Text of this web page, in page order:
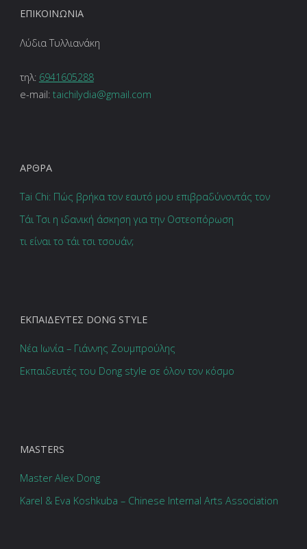
ΕΠΙΚΟΙΝΩΝΊΑ
Λύδια Τυλλιανάκη
τηλ: 6941605288
e-mail: taichilydia@gmail.com
ΆΡΘΡΑ
Tai Chi: Πώς βρήκα τον εαυτό μου επιβραδύνοντάς τον
Τάι Τσι η ιδανική άσκηση για την Οστεοπόρωση
τι είναι το τάι τσι τσουάν;
EΚΠΑΙΔΕΥΤΈΣ DONG STYLE
Νέα Ιωνία – Γιάννης Ζουμπρούλης
Εκπαιδευτές του Dong style σε όλον τον κόσμο
MASTERS
Master Alex Dong
Karel & Eva Koshkuba – Chinese Internal Arts Association